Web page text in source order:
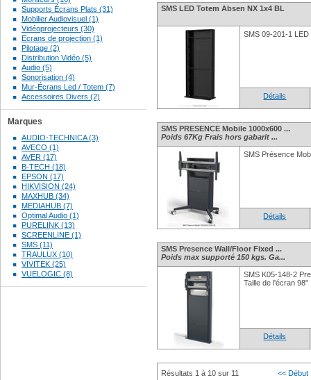
Supports Écrans Plats (31)
Mobilier Audiovisuel (1)
Vidéoprojecteurs (30)
Ecrans de projection (1)
Pilotage (2)
Distribution Vidéo (5)
Audio (5)
Sonorisation (4)
Mur-Écrans Led / Totem (7)
Accessoires Divers (2)
Marques
AUDIO-TECHNICA (3)
AVECO (1)
AVER (17)
B-TECH (18)
EPSON (17)
HIKVISION (24)
MAXHUB (34)
MEDIAHUB (7)
Optimal Audio (1)
PURELINK (13)
SCREENLINE (1)
SMS (11)
TRAULUX (10)
VIVITEK (25)
VUELOGIC (8)
SMS LED Totem Absen NX 1x4 BL
SMS 09-201-1
Détails
SMS PRESENCE Mobile 1000x600 ...
Poids 67Kg Frais hors gabarit ...
SMS Présence
Détails
SMS Presence Wall/Floor Fixed ...
Poids max supporté 150 kgs. Ga...
SMS K05-148-2
Taille de l'écran 98"
Détails
Résultats 1 à 10 sur 11 << Début